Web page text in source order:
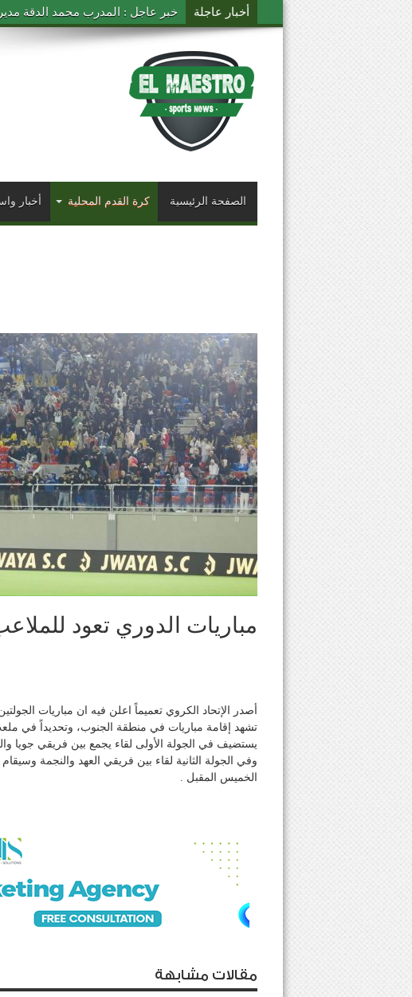
أخبار عاجلة خبر عاجل : المدرب محمد الدقة
الصفحة الرئيسية كرة القدم المحلية أخبار
مباريات الدوري تعود
أصدر الإتحاد الكروي تعميماً اعلن فيه ان مباريات
تشهد إقامة مباريات في منطقة الجنوب، وتحديداً في
يستضيف في الجولة الأولى لقاء يجمع بين فريقي جويا
وفي الجولة الثانية لقاء بين فريقي العهد والنجمة
الخميس المقبل .
مقالات مشابهة